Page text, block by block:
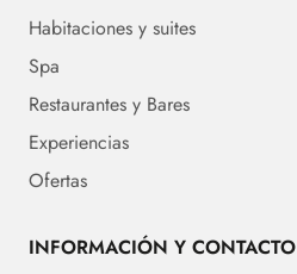
Habitaciones y suites
Spa
Restaurantes y Bares
Experiencias
Ofertas
INFORMACIÓN Y CONTACTO